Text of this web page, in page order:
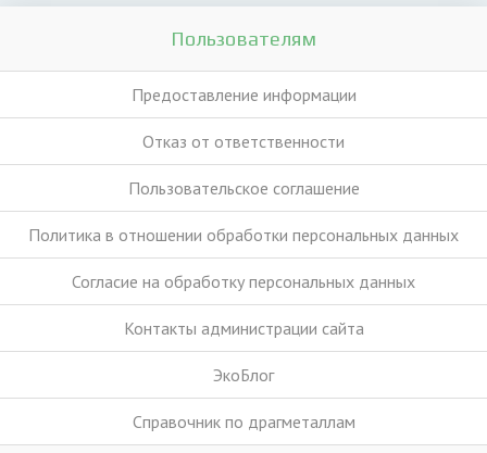
Пользователям
Предоставление информации
Отказ от ответственности
Пользовательское соглашение
Политика в отношении обработки персональных данных
Согласие на обработку персональных данных
Контакты администрации сайта
ЭкоБлог
Справочник по драгметаллам